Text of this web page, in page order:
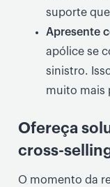
suporte
Apresente
apólice se
sinistro.
muito mais
Ofereça
cross-
O momento da